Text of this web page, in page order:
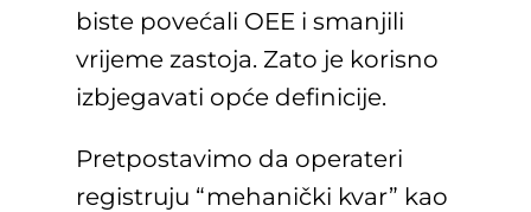
biste povećali OEE i smanjili
vrijeme zastoja. Zato je korisno
izbjegavati opće definicije.
Pretpostavimo da operateri
registruju “mehanički kvar” kao